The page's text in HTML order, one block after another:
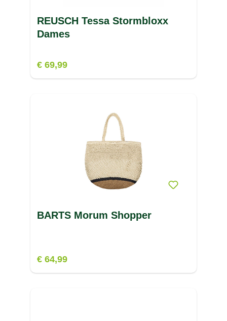
REUSCH Tessa Stormbloxx
Dames
€ 69,99
BARTS Morum Shopper
€ 64,99